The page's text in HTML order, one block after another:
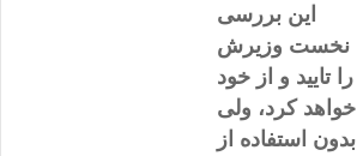
این بررسی
نخست وزیرش
را تایید و از خود
خواهد کرد، ولی
بدون استفاده از